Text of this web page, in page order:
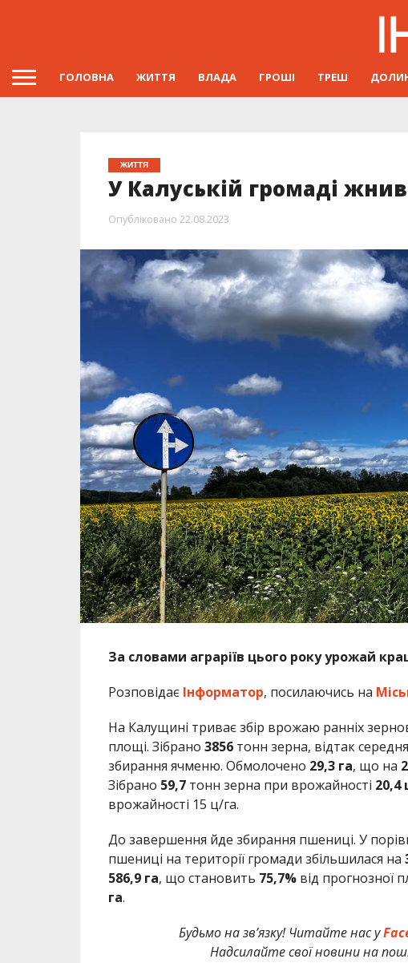
ГОЛОВНА ЖИТТЯ ВЛАДА ГРОШІ ТРЕШ
ЖИТТЯ
У Калуській громаді
Опубліковано 22.08.2023
За словами аграріїв цього року урожай
Розповідає Інформатор, посилаючись на
На Калущині триває збір врожаю ранніх
площі. Зібрано 3856тонн зерна, відтак
збирання ячменю. Обмолочено 29,3 га, що на
Зібрано 59,7тонн зерна при врожайності 20,4
врожайності 15 ц/га.
До завершення йде збирання пшениці. У
пшениці на території громади збільшилася на
586,9 га, що становить 75,7%від прогнозної
га.
Будьмо на зв’язку! Читайте нас у
Надсилайте свої новини на